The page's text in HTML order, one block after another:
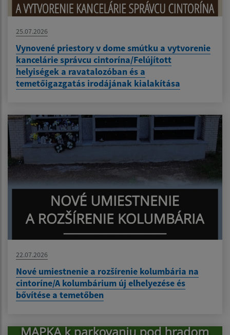
25.07.2026
Vynovené priestory v dome smútku a vytvorenie
kancelárie správcu cintorína/Felújított
helyiségek a ravatalozóban és a
temetőigazgatás irodájának kialakítása
22.07.2026
Nové umiestnenie a rozšírenie kolumbária na
cintoríne/A kolumbárium új elhelyezése és
bővítése a temetőben